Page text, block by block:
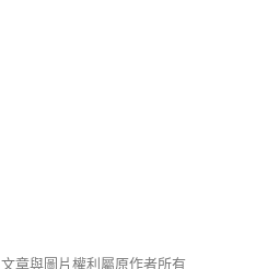
文章與圖片權利屬原作者所有